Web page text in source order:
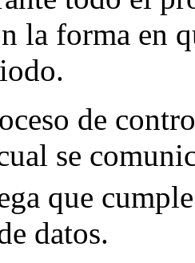
la forma en
de
se
que
datos.